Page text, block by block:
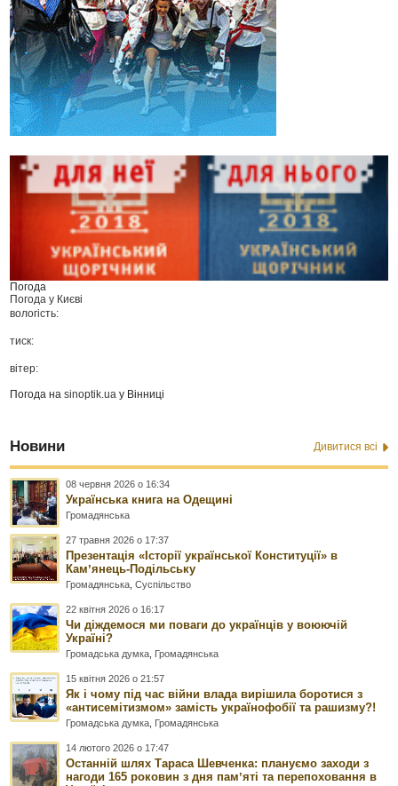
Погода
Погода у Києві
вологість:
тиск:
вітер:
Погода наsinoptik.ua у Вінниці
Новини Дивитися всі
08 червня 2026 о 16:34
Українська книга на Одещині
Громадянська
27 травня 2026 о 17:37
Презентація «Історії української Конституції» в
Камʼянець-Подільську
Громадянська ,Суспільство
22 квітня 2026 о 16:17
Чи діждемося ми поваги до українців у воюючій
Україні?
Громадська думка Громадянська
15 квітня 2026 о 21:57
Як і чому під час війни влада вирішила боротися з
«антисемітизмом» замість українофобії та рашизму?!
Громадська думка Громадянська
14 лютого 2026 о 17:47
Останній шлях Тараса Шевченка: плануємо заходи з
нагоди 165 роковин з дня памʼяті та перепоховання в